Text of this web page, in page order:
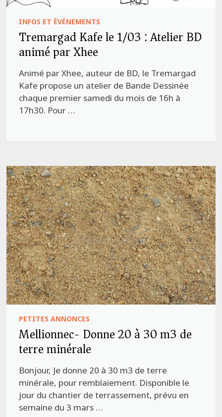
INFOS ET ÉVÉNEMENTS
Tremargad Kafe le 1/03 : Atelier BD
animé par Xhee
Animé par Xhee, auteur de BD, le Tremargad
Kafe propose un atelier de Bande Dessinée
chaque premier samedi du mois de 16h à
17h30. Pour …
PETITES ANNONCES
Mellionnec- Donne 20 à 30 m3 de
terre minérale
Bonjour, Je donne 20 à 30 m3 de terre
minérale, pour remblaiement. Disponible le
jour du chantier de terrassement, prévu en
semaine du 3 mars …